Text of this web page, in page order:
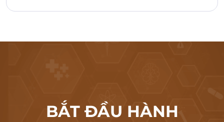
BẮT ĐẦU HÀNH